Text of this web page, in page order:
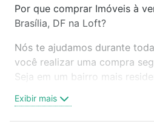
Por que comprar Imóveis à
Brasília, DF na Loft?
Nós te ajudamos durante
você realizar uma compra
Seja em um bairro mais
oferta ideal de Imóveis à
Brasília, DF para conquistar
Exibir mais